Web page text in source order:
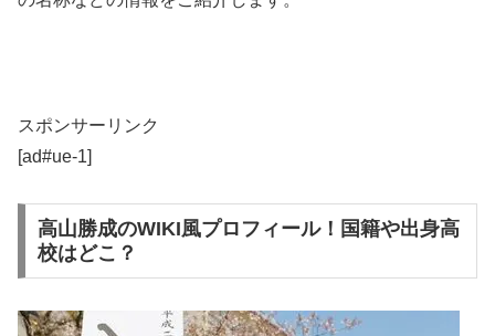
スポンサーリンク
[ad#ue-1]
高山勝成のWIKI風プロフィール！国籍や出身高
校はどこ？